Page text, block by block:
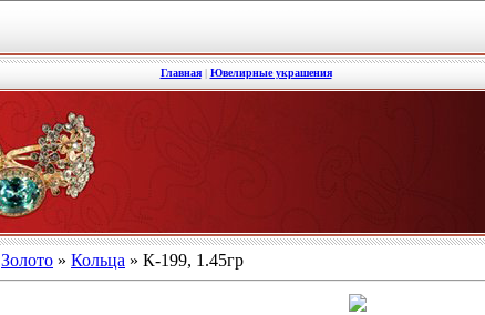
Главная| Ювелирные украшения
Золото » Кольца » К-199, 1.45гр